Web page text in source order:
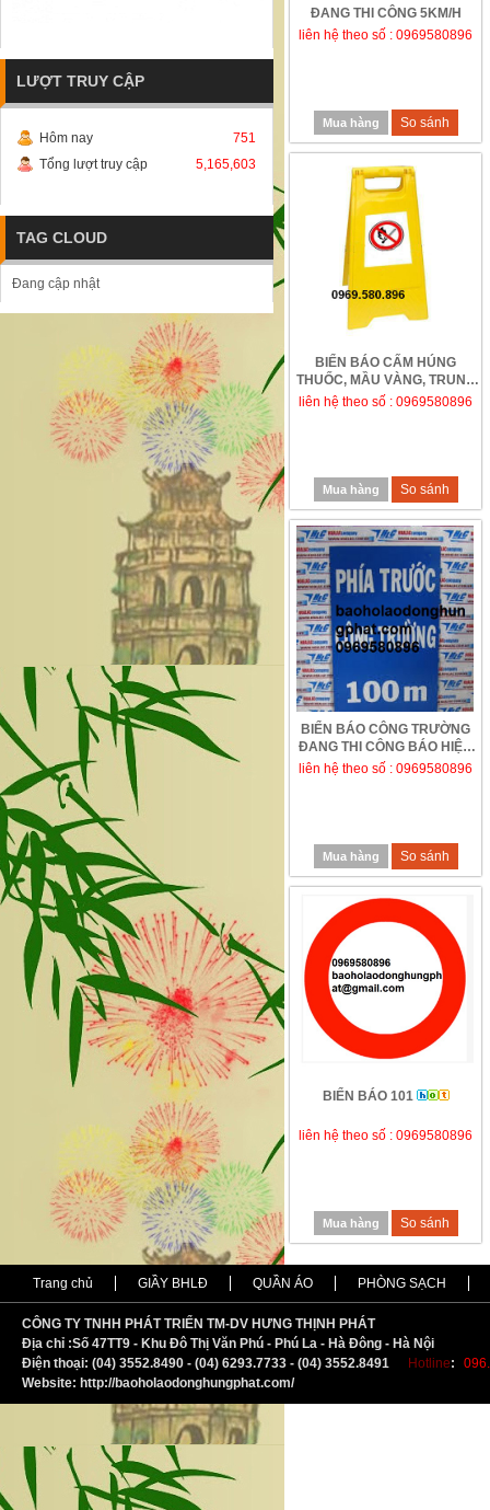
ĐANG THI CÔNG 5KM/H
liên hệ theo số : 0969580896
Mua hàng So sánh
BIỂN BÁO CẤM HÚNG
THUỐC, MẦU VÀNG, TRUNG
QUỐC
liên hệ theo số : 0969580896
Mua hàng So sánh
BIỂN BÁO CÔNG TRƯỜNG
ĐANG THI CÔNG BÁO HIỆU
liên hệ theo số : 0969580896
Mua hàng So sánh
BIỂN BÁO 101
liên hệ theo số : 0969580896
Mua hàng So sánh
LƯỢT TRUY CẬP
Hôm nay
751
Tổng lượt truy cập
5,165,603
TAG CLOUD
Đang cập nhật
Trang chủ GIẦY BHLĐ QUẦN ÁO PHÒNG SẠCH
CÔNG TY TNHH PHÁT TRIỂN TM-DV HƯNG THỊNH PHÁT
Địa chỉ :Số 47TT9 - Khu Đô Thị Văn Phú - Phú La - Hà Đông - Hà Nội
Điện thoại: (04) 3552.8490 - (04) 6293.7733 - (04) 3552.8491
Hotline:
Website: http://baoholaodonghungphat.com/